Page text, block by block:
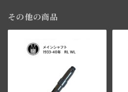
その他の商品